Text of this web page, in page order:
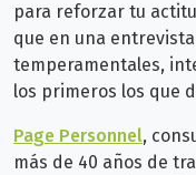
para reforzar tu
que en una
temperamentales,
los primeros los que
Page Personnel,
más de 40 años de